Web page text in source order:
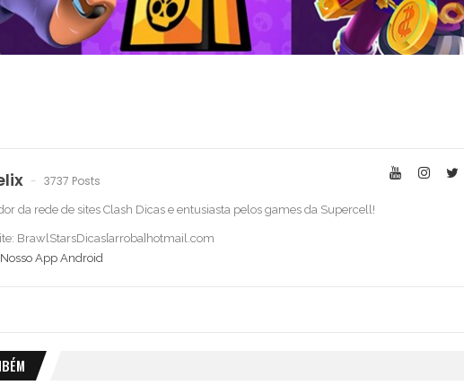
3737 Posts
da rede de sites Clash Dicas e entusiasta pelos games da Supercell!
BrawlStarsDicas[arroba]hotmail.com
Nosso App Android